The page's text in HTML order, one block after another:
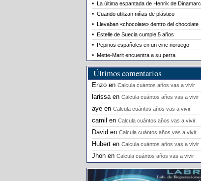
La última espantada de Henrik de
Cuando utilizan niñas de plástico
Llevaban «chocolate» dentro del chocolate
Estelle de Suecia cumple 5 años
Pepinos españoles en un cine noruego
Mette-Marit encuentra a su perra
Últimos comentarios
Enzo en Calcula cuántos años vas a vivir
larissaen Calcula cuántos años vas a vivir
aye en Calcula cuántos años vas a vivir
camil en Calcula cuántos años vas a vivir
David en Calcula cuántos años vas a vivir
Hubert en Calcula cuántos años vas a vivir
Jhon en Calcula cuántos años vas a vivir